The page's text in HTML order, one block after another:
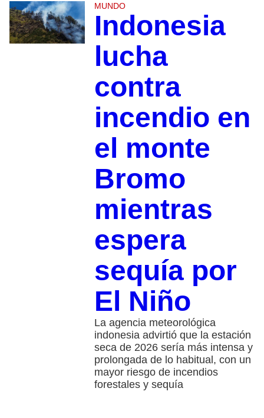
MUNDO
Indonesia
lucha
contra
incendio en
el monte
Bromo
mientras
espera
sequía por
El Niño
La agencia meteorológica
indonesia advirtió que la estación
seca de 2026 sería más intensa y
prolongada de lo habitual, con un
mayor riesgo de incendios
forestales y sequía